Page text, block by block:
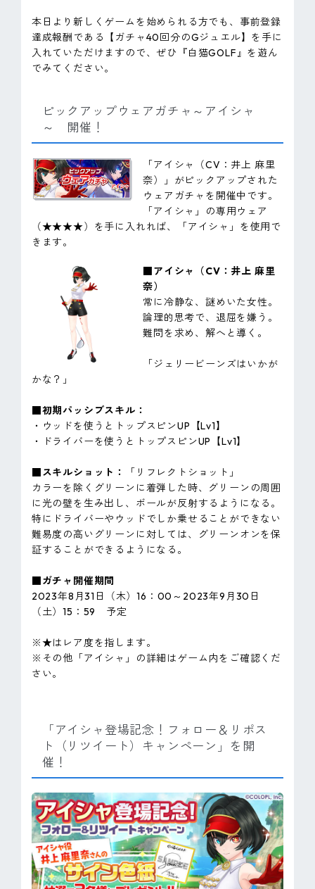
本日より新しくゲームを始められる方でも、事前登録
達成報酬である【ガチャ40回分のGジュエル】を手に
入れていただけますので、ぜひ『白猫GOLF』を遊ん
でみてください。
ピックアップウェアガチャ～アイシャ
～ 開催！
「アイシャ（CV：井上 麻里
奈）」がピックアップされた
ウェアガチャを開催中です。
「アイシャ」の専用ウェア
（★★★★）を手に入れれば、「アイシャ」を使用で
きます。
■アイシャ（CV：井上 麻里
奈）
常に冷静な、謎めいた女性。
論理的思考で、退屈を嫌う。
難問を求め、解へと導く。
「ジェリービーンズはいかが
かな？」
■初期パッシブスキル：
・ウッドを使うとトップスピンUP【Lv1】
・ドライバーを使うとトップスピンUP【Lv1】
■スキルショット：
「リフレクトショット」
カラーを除くグリーンに着弾した時、グリーンの周囲
に光の壁を生み出し、ボールが反射するようになる。
特にドライバーやウッドでしか乗せることができない
難易度の高いグリーンに対しては、グリーンオンを保
証することができるようになる。
■ガチャ開催期間
2023年8月31日（木）16：00～2023年9月30日
（土）15：59 予定
※★はレア度を指します。
※その他「アイシャ」の詳細はゲーム内をご確認くだ
さい。
「アイシャ登場記念！フォロー＆リポス
ト（リツイート）キャンペーン」を開
催！